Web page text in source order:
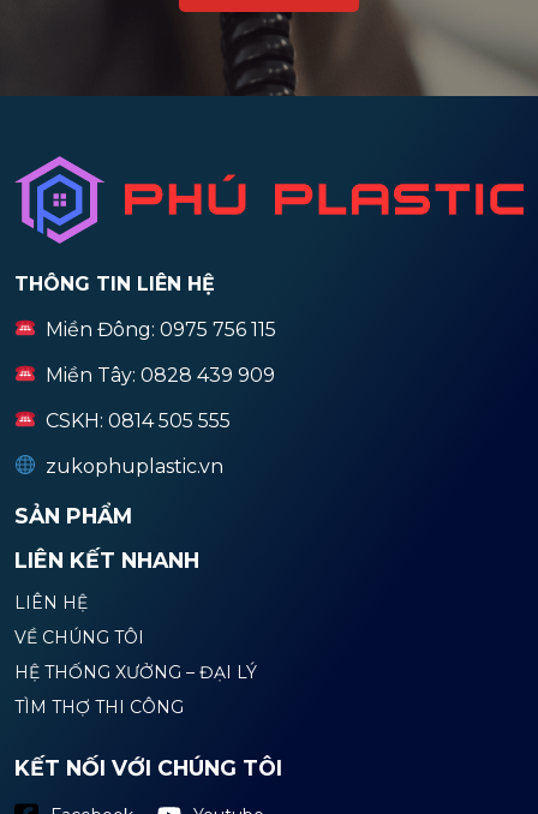
THÔNG TIN LIÊN HỆ
Miền Đông: 0975 756 115
Miền Tây: 0828 439 909
CSKH: 0814 505 555
zukophuplastic.vn
SẢN PHẨM
LIÊN KẾT NHANH
LIÊN HỆ
VỀ CHÚNG TÔI
HỆ THỐNG XƯỞNG – ĐẠI LÝ
TÌM THỢ THI CÔNG
KẾT NỐI VỚI CHÚNG TÔI